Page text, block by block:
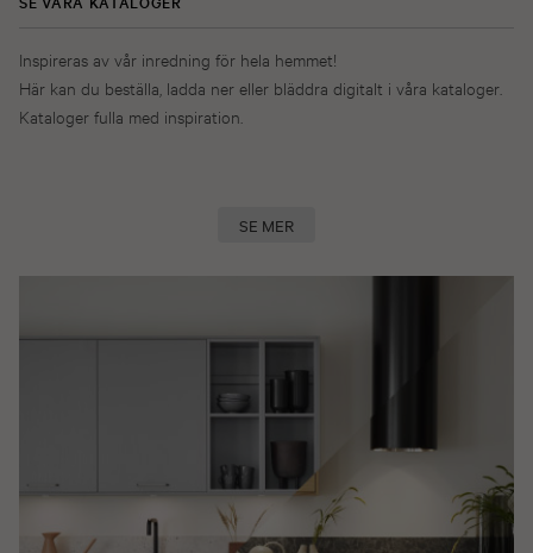
Inspireras av vår inredning för hela hemmet!
Här kan du beställa, ladda ner eller bläddra digitalt i våra kataloger.
Kataloger fulla med inspiration.
SE MER